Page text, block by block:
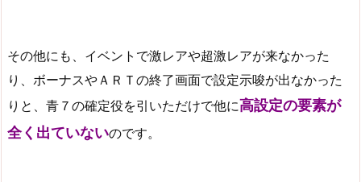
その他にも、イベントで激レアや超激レアが来なかった
り、ボーナスやＡＲＴの終了画面で設定示唆が出なかった
りと、青７の確定役を引いただけで他に高設定の要素が
全く出ていないのです。